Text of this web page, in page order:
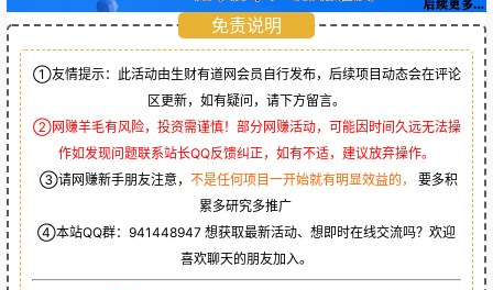
免责说明
①友情提示：此活动由生财有道网会员自行发布，后续项目动态会在评论
区更新，如有疑问，请下方留言。
②网赚羊毛有风险，投资需谨慎！部分网赚活动，可能因时间久远无法操
作如发现问题联系站长QQ反馈纠正，如有不适，建议放弃操作。
③请网赚新手朋友注意， 不是任何项目一开始就有明显效益的，
要多积
累多研究多推广
④本站QQ群： 941448947 想获取最新活动、想即时在线交流吗？欢迎
喜欢聊天的朋友加入。